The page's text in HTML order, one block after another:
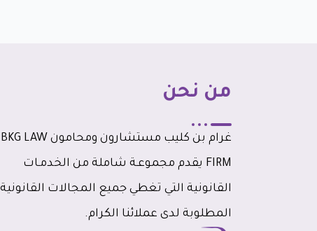
من نحن
غرام بن كليب مستشارون ومحامون BKG LAW
FIRM يقدم مجموعـة شاملة من الخدمـات
القانونية التي تغطي جميع المجالات القانونية
المطلوبة لدى عملائنا الكرام.